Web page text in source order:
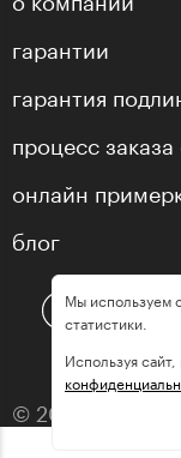
гарантии
гарантия
процесс
онлайн
блог
© 2013—2026
Мы используем
статистики.
Используя